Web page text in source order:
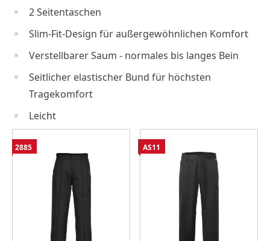
2 Seitentaschen
Slim-Fit-Design für außergewöhnlichen Komfort
Verstellbarer Saum - normales bis langes Bein
Seitlicher elastischer Bund für höchsten
Tragekomfort
Leicht
2885 AS11